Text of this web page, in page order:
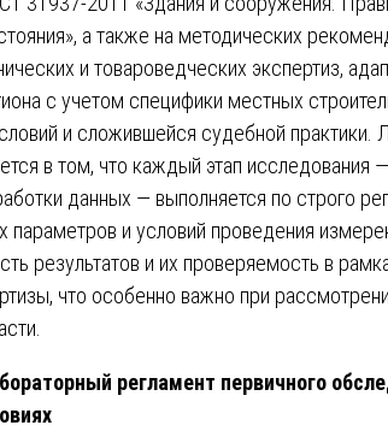
а также на методических
и товароведческих экспертиз,
с учетом специфики местных
и сложившейся судебной практики.
в том, что каждый этап исследования
данных — выполняется по строго
параметров и условий проведения
результатов и их проверяемость в
что особенно важно при
регламент первичного